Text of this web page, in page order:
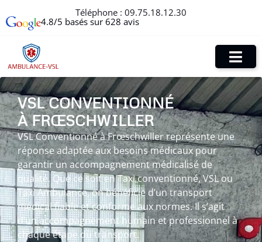
Téléphone : 09.75.18.12.30
4.8/5 basés sur 628 avis
VSL CONVENTIONNÉ
À FRŒSCHWILLER
VSL Conventionné à Frœschwiller représente une
réponse adaptée aux besoins médicaux pour
garantir un accompagnement médicalisé de
qualité. Que ce soit en Taxi conventionné, VSL ou
Taxi Ambulance, on bénéficie d’un transport
médical fiable et conforme aux normes. Il s’agit
d’un accompagnement humain et professionnel à
chaque étape du transport.